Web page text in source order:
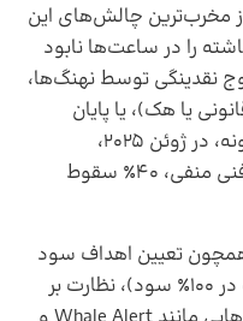
مخرب‌ترین چالش‌های این
را در ساعت‌ها نابود
نقدینگی توسط نهنگ‌ها،
یا هک)، یا پایان
چرخه‌ی رشد هیجانی است. برای نمونه، در ژوئن ۲۰۲۵،
توکن‌های لایه‌دو پس از یک گزارش فنی منفی، ۴۰٪ سقوط
همچون تعیین اهداف سود
واقع‌گرایانه (مثلا خروج ۳۰٪ سرمایه در ۱۰۰٪ سود)، نظارت بر